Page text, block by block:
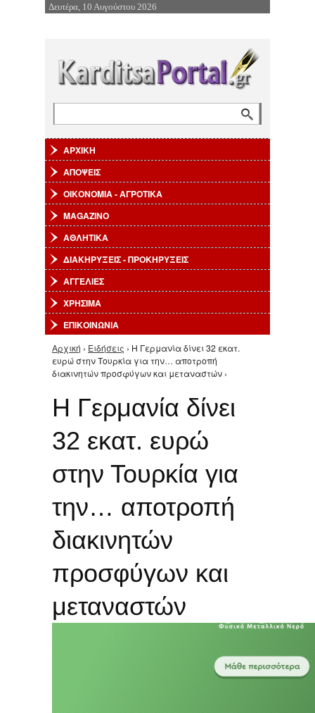
Επιστροφή στην Πλοήγηση
Δευτέρα, 10 Αυγούστου 2026
ΑΡΧΙΚΗ
ΑΠΟΨΕΙΣ
ΟΙΚΟΝΟΜΙΑ - ΑΓΡΟΤΙΚΑ
MAGAZINO
ΑΘΛΗΤΙΚΑ
ΔΙΑΚΗΡΥΞΕΙΣ - ΠΡΟΚΗΡΥΞΕΙΣ
ΑΓΓΕΛΙΕΣ
ΧΡΗΣΙΜΑ
ΕΠΙΚΟΙΝΩΝΙΑ
Είστε εδώ
Αρχική › Ειδήσεις › Η Γερμανία δίνει 32 εκατ.
ευρώ στην Τουρκία για την… αποτροπή
διακινητών προσφύγων και μεταναστών ›
Η Γερμανία δίνει
32 εκατ. ευρώ
στην Τουρκία για
την… αποτροπή
διακινητών
προσφύγων και
μεταναστών